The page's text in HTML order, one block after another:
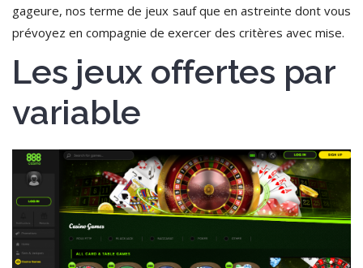
gageure, nos terme de jeux sauf que en astreinte dont vous
prévoyez en compagnie de exercer des critères avec mise.
Les jeux offertes par
variable